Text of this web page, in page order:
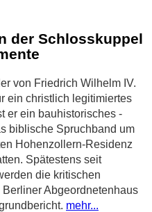
der Schlosskuppel
von Friedrich Wilhelm IV.
ein christlich legitimiertes
er ein bauhistorisches
biblische Spruchband um
­Hohenzollern-Residenz
Spätestens seit
die kritischen
Abgeordnetenhaus
mehr...